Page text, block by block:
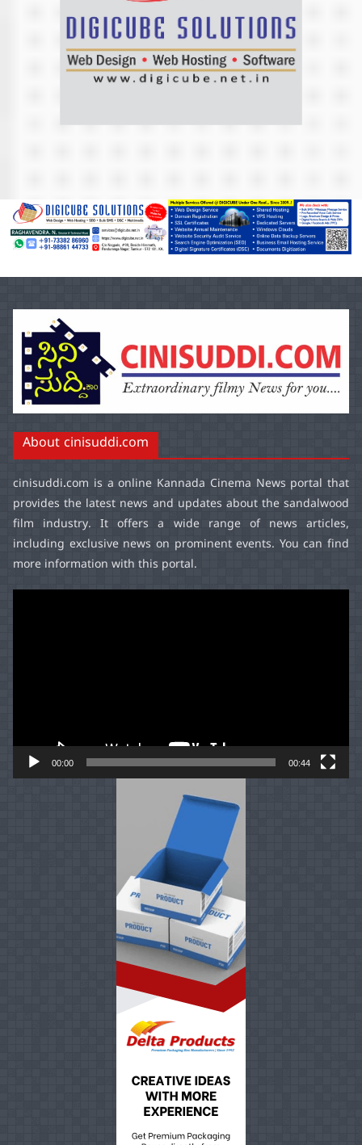
About cinisuddi.com
cinisuddi.com is a online Kannada Cinema News portal that
provides the latest news and updates about the sandalwood
film industry. It offers a wide range of news articles,
including exclusive news on prominent events. You can find
more information with this portal.
00:00 00:44